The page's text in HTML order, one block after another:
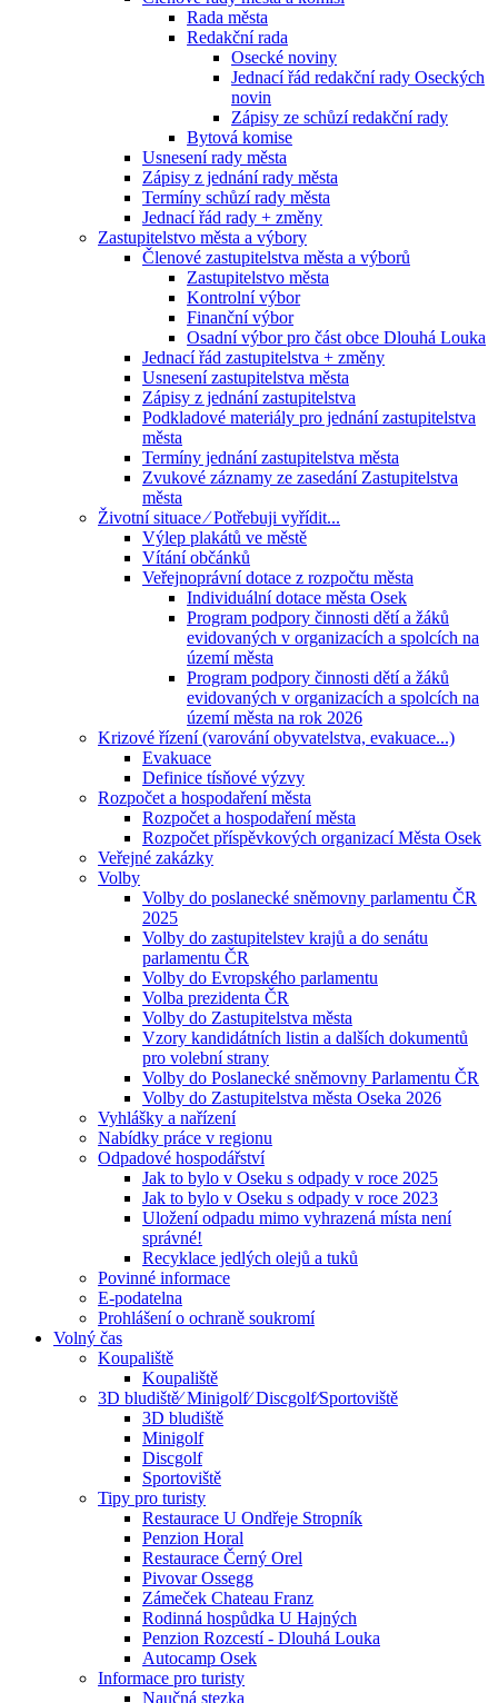
Rada města
Redakční rada
Osecké noviny
Jednací řád redakční rady Oseckých
novin
Zápisy ze schůzí redakční rady
Bytová komise
Usnesení rady města
Zápisy z jednání rady města
Termíny schůzí rady města
Jednací řád rady + změny
Zastupitelstvo města a výbory
Členové zastupitelstva města a výborů
Zastupitelstvo města
Kontrolní výbor
Finanční výbor
Osadní výbor pro část obce Dlouhá Louka
Jednací řád zastupitelstva + změny
Usnesení zastupitelstva města
Zápisy z jednání zastupitelstva
Podkladové materiály pro jednání zastupitelstva
města
Termíny jednání zastupitelstva města
Zvukové záznamy ze zasedání Zastupitelstva
města
Životní situace ⁄ Potřebuji vyřídit...
Výlep plakátů ve městě
Vítání občánků
Veřejnoprávní dotace z rozpočtu města
Individuální dotace města Osek
Program podpory činnosti dětí a žáků
evidovaných v organizacích a spolcích na
území města
Program podpory činnosti dětí a žáků
evidovaných v organizacích a spolcích na
území města na rok 2026
Krizové řízení (varování obyvatelstva, evakuace...)
Evakuace
Definice tísňové výzvy
Rozpočet a hospodaření města
Rozpočet a hospodaření města
Rozpočet příspěvkových organizací Města Osek
Veřejné zakázky
Volby
Volby do poslanecké sněmovny parlamentu ČR
2025
Volby do zastupitelstev krajů a do senátu
parlamentu ČR
Volby do Evropského parlamentu
Volba prezidenta ČR
Volby do Zastupitelstva města
Vzory kandidátních listin a dalších dokumentů
pro volební strany
Volby do Poslanecké sněmovny Parlamentu ČR
Volby do Zastupitelstva města Oseka 2026
Vyhlášky a nařízení
Nabídky práce v regionu
Odpadové hospodářství
Jak to bylo v Oseku s odpady v roce 2025
Jak to bylo v Oseku s odpady v roce 2023
Uložení odpadu mimo vyhrazená místa není
správné!
Recyklace jedlých olejů a tuků
Povinné informace
E-podatelna
Prohlášení o ochraně soukromí
Volný čas
Koupaliště
Koupaliště
3D bludiště⁄ Minigolf⁄ Discgolf⁄Sportoviště
3D bludiště
Minigolf
Discgolf
Sportoviště
Tipy pro turisty
Restaurace U Ondřeje Stropník
Penzion Horal
Restaurace Černý Orel
Pivovar Ossegg
Zámeček Chateau Franz
Rodinná hospůdka U Hajných
Penzion Rozcestí - Dlouhá Louka
Autocamp Osek
Informace pro turisty
Naučná stezka